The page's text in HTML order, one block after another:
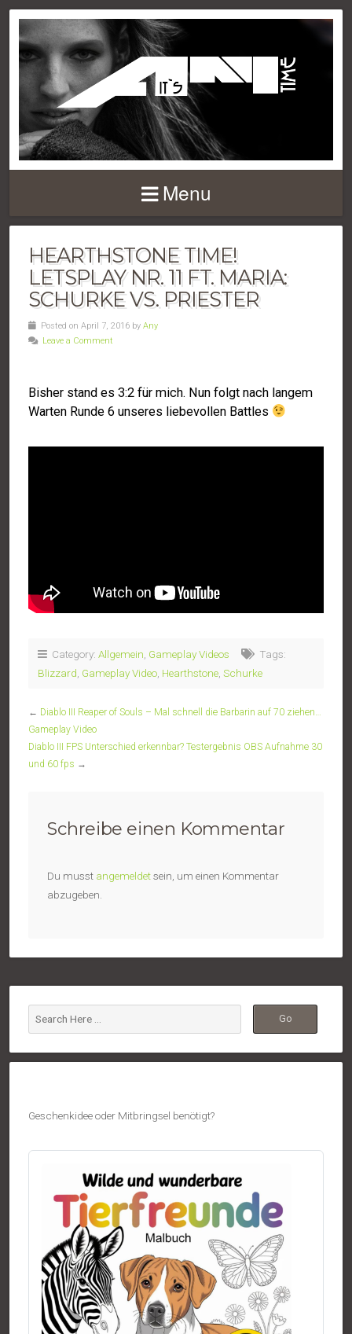
Menu
HEARTHSTONE TIME!
LETSPLAY NR. 11 FT. MARIA:
SCHURKE VS. PRIESTER
Posted on April 7, 2016 by Any
Leave a Comment
Bisher stand es 3:2 für mich. Nun folgt nach langem
Warten Runde 6 unseres liebevollen Battles
Category: Allgemein Gameplay Videos
Tags:
Blizzard Gameplay Video Hearthstone Schurke
← Diablo III Reaper of Souls – Mal schnell die Barbarin auf 70 ziehen…
Gameplay Video
Diablo III FPS Unterschied erkennbar? Testergebnis OBS Aufnahme 30
und 60 fps →
Schreibe einen Kommentar
Du musst angemeldetsein, um einen Kommentar
abzugeben.
Geschenkidee oder Mitbringsel benötigt?